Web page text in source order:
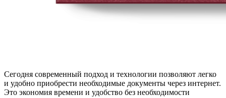
Сегодня современный подход и технологии позволяют легко
и удобно приобрести необходимые документы через интернет.
Это экономия времени и удобство без необходимости